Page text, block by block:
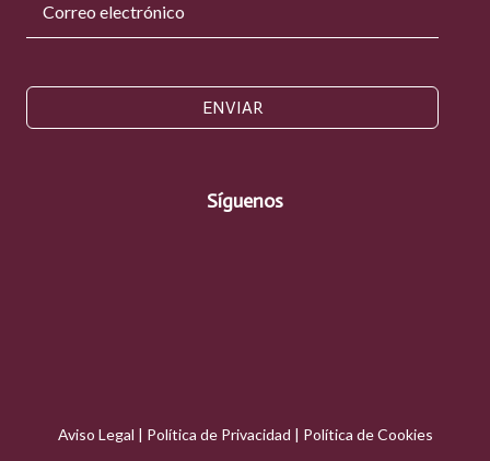
ENVIAR
Síguenos
Aviso Legal | Política de Privacidad | Política de Cookies